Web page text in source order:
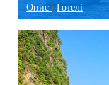
Опис|Готелі